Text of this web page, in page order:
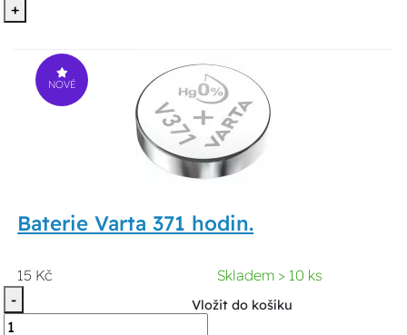
+
NOVÉ
Baterie Varta 371 hodin.
15 Kč
Skladem > 10 ks
-
Vložit do košíku